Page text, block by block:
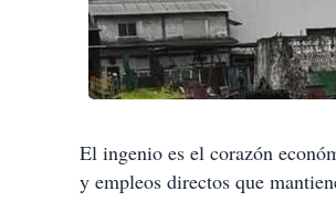
El ingenio es el corazón
y empleos directos que